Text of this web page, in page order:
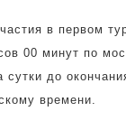
в первом
00 минут по
сутки до
времени.